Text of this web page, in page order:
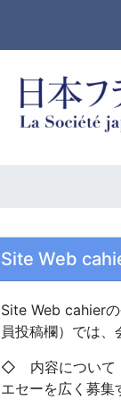
Site Web
Site Web cahier
員投稿欄）では、
◇ 内容について
エセーを広く募集